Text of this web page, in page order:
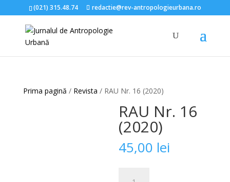
(021) 315.48.74 redactie@rev-antropologieurbana.ro
Prima pagină / Revista / RAU Nr. 16 (2020)
RAU Nr. 16
(2020)
45,00 lei